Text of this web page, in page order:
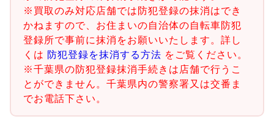
※買取のみ対応店舗では防犯登録の抹消はでき
かねますので、お住まいの自治体の自転車防犯
登録所で事前に抹消をお願いいたします。詳し
くは 防犯登録を抹消する方法 をご覧ください。
※千葉県の防犯登録抹消手続きは店舗で行うこ
とができません。千葉県内の警察署又は交番ま
でお電話下さい。